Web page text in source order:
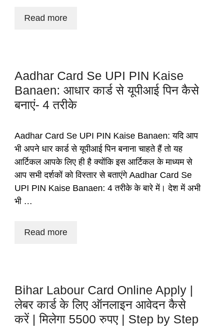
Read more
Aadhar Card Se UPI PIN Kaise
Banaen: आधार कार्ड से यूपीआई पिन कैसे
बनाएं- 4 तरीके
Aadhar Card Se UPI PIN Kaise Banaen: यदि आप
भी अपने धार कार्ड से यूपीआई पिन बनाना चाहते हैं तो यह
आर्टिकल आपके लिए ही है क्योंकि इस आर्टिकल के माध्यम से
आप सभी दर्शकों को विस्तार से बताएंगे Aadhar Card Se
UPI PIN Kaise Banaen: 4 तरीके के बारे में। देश में अभी
भी …
Read more
Bihar Labour Card Online Apply |
लेबर कार्ड के लिए ऑनलाइन आवेदन कैसे
करें | मिलेगा 5500 रुपए | Step by Step